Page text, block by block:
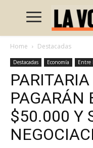
Home Destacadas
Destacadas Economía Entre
PAGARÁN
$50.000 Y